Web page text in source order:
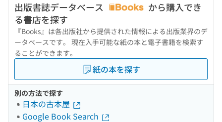
出版書誌データベース
から購入でき
る書店を探す
『Books』は各出版社から提供された情報による出版業界のデ
ータベースです。 現在入手可能な紙の本と電子書籍を検索す
ることができます。
紙の本を探す
別の方法で探す
日本の古本屋
Google Book Search